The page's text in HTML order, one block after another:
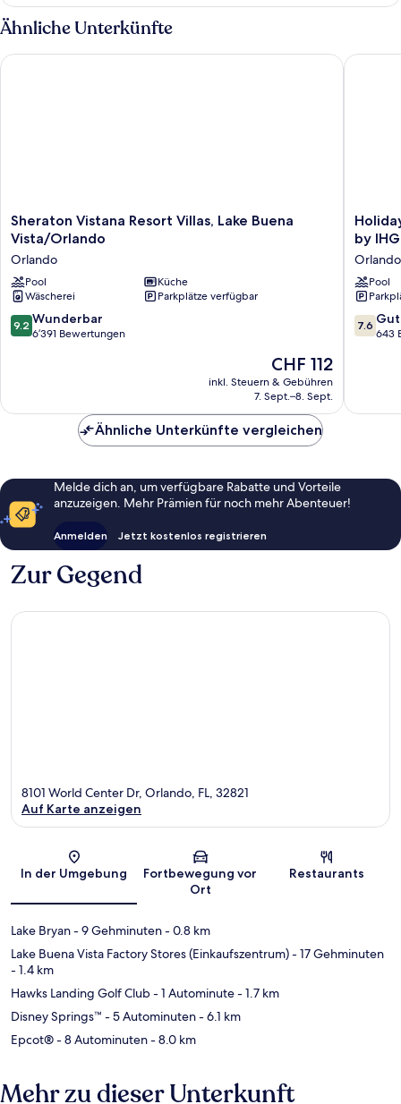
Ähnliche Unterkünfte
Sheraton
Vistana
Resort
Villas,
Lake
Buena
Vista/Orlando
Orlando
Sheraton Vistana Resort Villas, Lake Buena
Vista/Orlando
Orlando
Pool
Küche
Wäscherei
Parkplätze verfügbar
9.2
von
9.2 Wunderbar
6’391 Bewertungen
Der
Preis
beträgt
CHF 112
inkl. Steuern & Gebühren
7. Sept.–8. Sept.
Sheraton Vistana Resort Villas, Lake Buena Vista/Orlando
Holiday
Inn
Resort
Orlando
Suites
-
by
by IHG
Orlando
Pool
7.6
von
7.6 Gut
643
Holiday
Ähnliche Unterkünfte vergleichen
Melde dich an, um verfügbare Rabatte und Vorteile
anzuzeigen. Mehr Prämien für noch mehr Abenteuer!
Anmelden Jetzt kostenlos registrieren
Zur Gegend
Karte
8101 World Center Dr, Orlando, FL, 32821
Auf Karte anzeigen
In der Umgebung
Fortbewegung vor
Ort
Restaurants
Lake Bryan- 9 Gehminuten- 0.8 km
Lake Buena Vista Factory Stores (Einkaufszentrum)- 17 Gehminuten
- 1.4 km
Hawks Landing Golf Club- 1 Autominute- 1.7 km
Disney Springs™ - 5 Autominuten- 6.1 km
Epcot®- 8 Autominuten- 8.0 km
Mehr zu dieser Unterkunft